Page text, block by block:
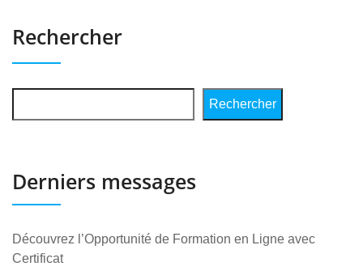
Rechercher
Rechercher
Derniers messages
Découvrez l’Opportunité de Formation en Ligne avec
Certificat